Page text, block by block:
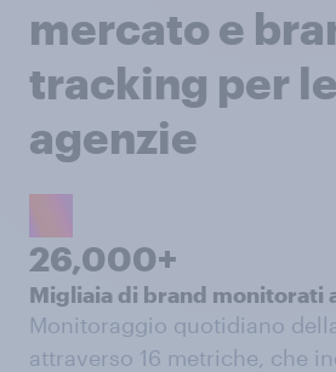
mercato e
tracking per le
agenzie
26,000+
Migliaia di brand monitorati
Monitoraggio quotidiano
attraverso 16 metriche, che